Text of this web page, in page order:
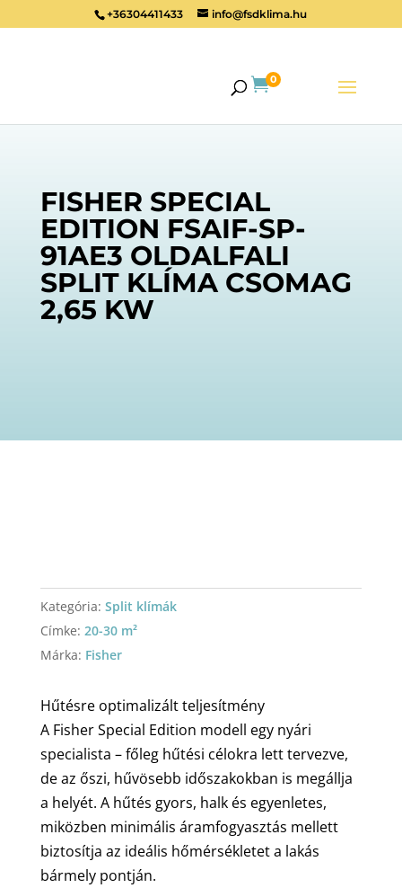
+36304411433 info@fsdklima.hu
0
FISHER SPECIAL
EDITION FSAIF-SP-
91AE3 OLDALFALI
SPLIT KLÍMA CSOMAG
2,65 KW
Kategória: Split klímák
Címke: 20-30 m²
Márka: Fisher
Hűtésre optimalizált teljesítmény
A Fisher Special Edition modell egy nyári
specialista – főleg hűtési célokra lett tervezve,
de az őszi, hűvösebb időszakokban is megállja
a helyét. A hűtés gyors, halk és egyenletes,
miközben minimális áramfogyasztás mellett
biztosítja az ideális hőmérsékletet a lakás
bármely pontján.